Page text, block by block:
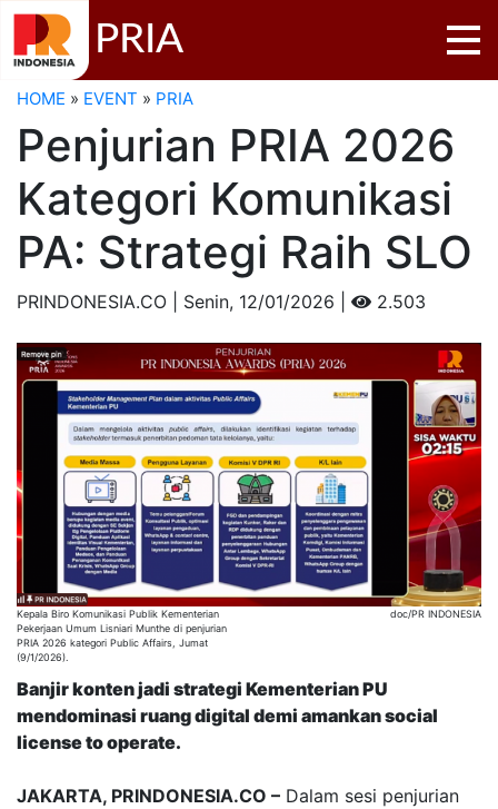
PRIA
HOME » EVENT » PRIA
Penjurian PRIA 2026
Kategori Komunikasi
PA: Strategi Raih SLO
PRINDONESIA.CO | Senin, 12/01/2026 | 2.503
Kepala Biro Komunikasi Publik Kementerian
Pekerjaan Umum Lisniari Munthe di penjurian
PRIA 2026 kategori Public Affairs, Jumat
(9/1/2026).
doc/PR INDONESIA
Banjir konten jadi strategi Kementerian PU
mendominasi ruang digital demi amankan social
license to operate.
JAKARTA, PRINDONESIA.CO – Dalam sesi penjurian